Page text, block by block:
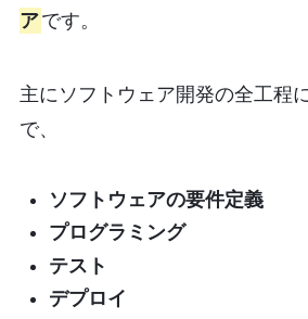
アです。
主にソフトウェア開発の全工程
で、
ソフトウェアの要件定義
プログラミング
テスト
デプロイ